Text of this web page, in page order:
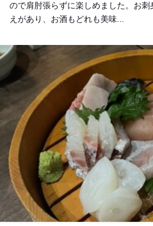
ので肩肘張らずに楽しめました。お
えがあり、お酒もどれも美味...